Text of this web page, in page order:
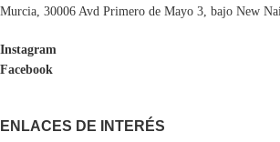
Murcia, 30006 Avd Primero de Mayo 3, bajo New
Instagram
Facebook
ENLACES DE INTERÉS